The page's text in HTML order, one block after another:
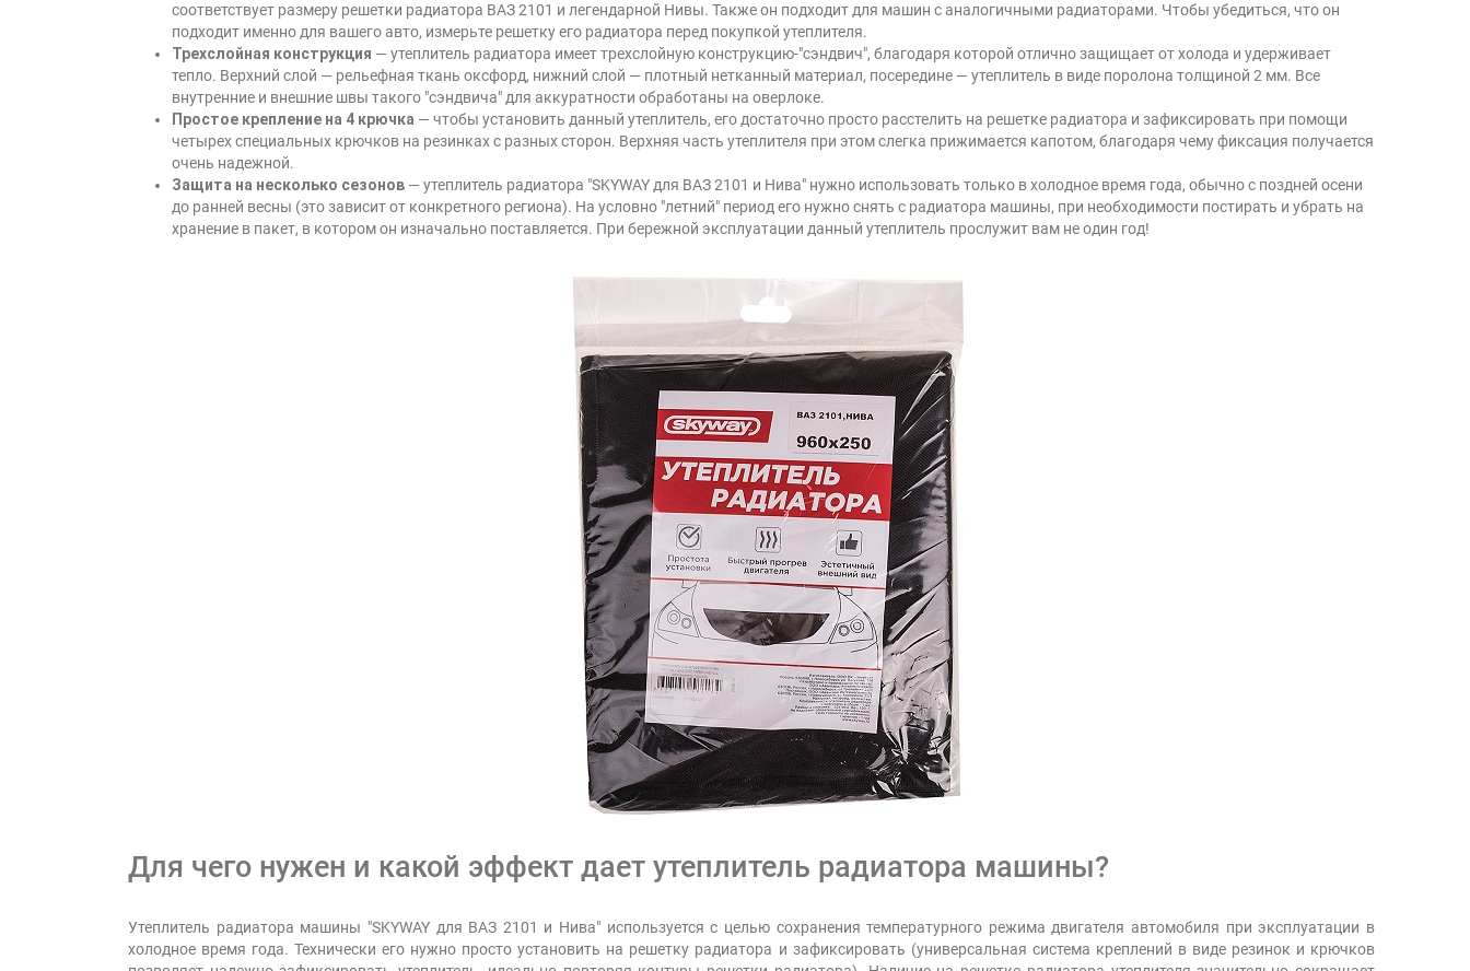
соответствует размеру решетки радиатора ВАЗ 2101 и легендарной Нивы. Также он подходит для машин с аналогичными радиаторами. Чтобы убедиться, что он
подходит именно для вашего авто, измерьте решетку его радиатора перед покупкой утеплителя.
Трехслойная конструкция — утеплитель радиатора имеет трехслойную конструкцию-"сэндвич", благодаря которой отлично защищает от холода и удерживает
тепло. Верхний слой — рельефная ткань оксфорд, нижний слой — плотный нетканный материал, посередине — утеплитель в виде поролона толщиной 2 мм. Все
внутренние и внешние швы такого "сэндвича" для аккуратности обработаны на оверлоке.
Простое крепление на 4 крючка — чтобы установить данный утеплитель, его достаточно просто расстелить на решетке радиатора и зафиксировать при помощи
четырех специальных крючков на резинках с разных сторон. Верхняя часть утеплителя при этом слегка прижимается капотом, благодаря чему фиксация получается
очень надежной.
Защита на несколько сезонов — утеплитель радиатора "SKYWAY для ВАЗ 2101 и Нива" нужно использовать только в холодное время года, обычно с поздней осени
до ранней весны (это зависит от конкретного региона). На условно "летний" период его нужно снять с радиатора машины, при необходимости постирать и убрать на
хранение в пакет, в котором он изначально поставляется. При бережной эксплуатации данный утеплитель прослужит вам не один год!
Для чего нужен и какой эффект дает утеплитель радиатора машины?
Утеплитель радиатора машины "SKYWAY для ВАЗ 2101 и Нива" используется с целью сохранения температурного режима двигателя автомобиля при эксплуатации в
холодное время года. Технически его нужно просто установить на решетку радиатора и зафиксировать (универсальная система креплений в виде резинок и крючков